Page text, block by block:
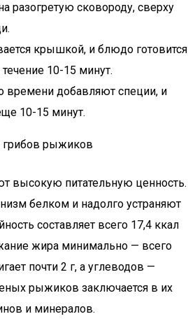
разогретую сковороду, сверху
крышкой, и блюдо готовится
10-15 минут.
времени добавляют специи, и
10-15 минут.
грибов рыжиков
питательную ценность.
белком и надолго устраняют
составляет всего 17,4 ккал
жира минимально — всего
почти 2 г, а углеводов —
рыжиков заключается в их
и минералов.